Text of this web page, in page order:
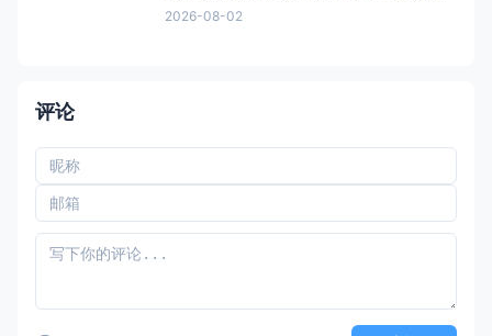
源，包括电影、电视剧、综艺节目以及动漫
2026-08-02
评论